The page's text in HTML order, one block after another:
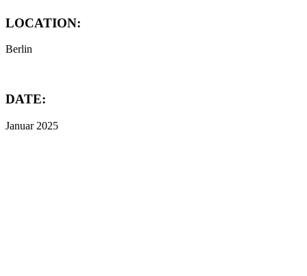
LOCATION:
Berlin
DATE:
Januar 2025